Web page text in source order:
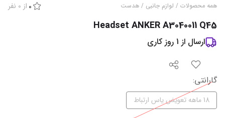
همه محصولات / لوازم جانبی / هدست 0 از 0 نفر
Headset ANKER A3040011 Q45
ارسال از 1 روز کاری
گارانتی‌:
18 ماهه تعویض یاس ارتباط